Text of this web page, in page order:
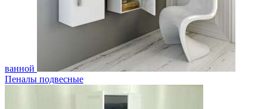
ванной
Пеналы подвесные